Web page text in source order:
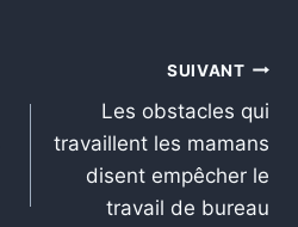
SUIVANT
Les obstacles qui
travaillent les mamans
disent empêcher le
travail de bureau